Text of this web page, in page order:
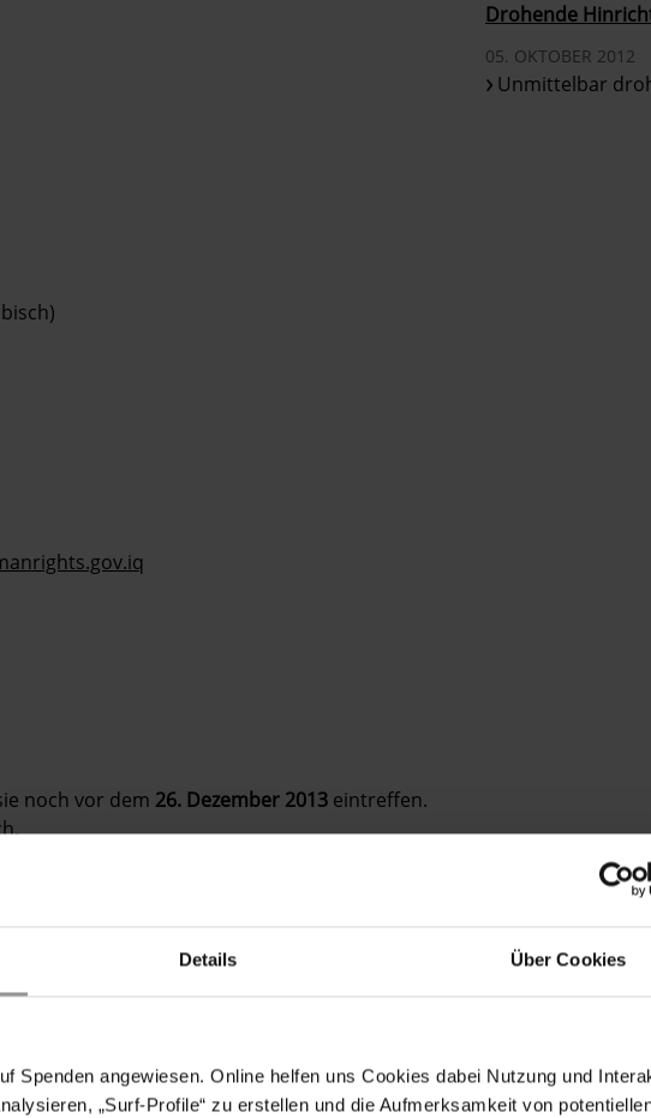
Details Über Cookies
Spenden angewiesen. Online helfen uns Cookies dabei Nutzung und
„Surf-Profile“ zu erstellen und die Aufmerksamkeit von
noch vor dem 26. Dezember 2013 eintreffen.
Qadir Muhammad ein
Standards entspricht.
ihn nicht hinzurichten.
Drohende
05. OKTOBER 2012
Unmittelbar